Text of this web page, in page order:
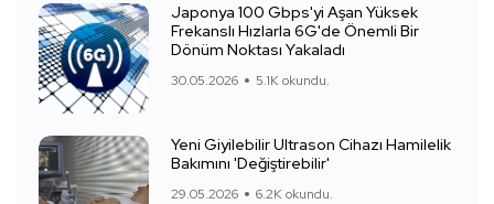
Japonya 100 Gbps'yi Aşan Yüksek
Frekanslı Hızlarla 6G'de Önemli Bir
Dönüm Noktası Yakaladı
30.05.2026 5.1K okundu.
Yeni Giyilebilir Ultrason Cihazı Hamilelik
Bakımını 'Değiştirebilir'
29.05.2026 6.2K okundu.